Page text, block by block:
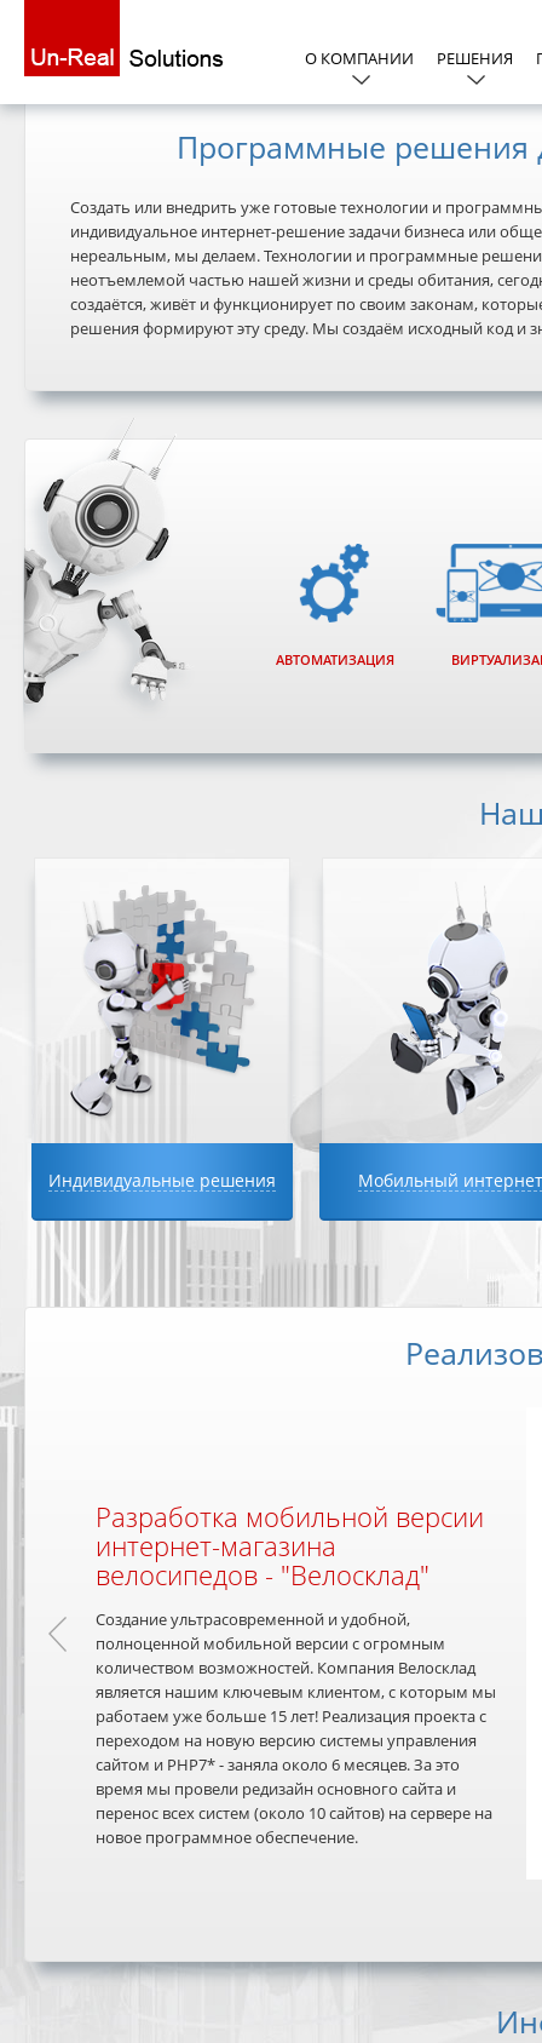
О КОМПАНИИ РЕШЕНИЯ
Программные решения
Создать или внедрить уже готовые технологии и
индивидуальное интернет-решение задачи бизнеса или
нереальным, мы делаем. Технологии и программные
неотъемлемой частью нашей жизни и среды обитания,
создаётся, живёт и функционирует по своим законам,
решения формируют эту среду. Мы создаём исходный код и
АВТОМАТИЗАЦИЯ
Индивидуальные решения Мобильный интернет
Решения для e-commerce
торговые системы
Разработка мобильной версии
интернет-магазина
велосипедов - "Велосклад"
Создание ультрасовременной и удобной,
полноценной мобильной версии с огромным
количеством возможностей. Компания Велосклад
является нашим ключевым клиентом, с которым мы
работаем уже больше 15 лет! Реализация проекта с
переходом на новую версию системы управления
сайтом и PHP7* - заняла около 6 месяцев. За это
время мы провели редизайн основного сайта и
перенос всех систем (около 10 сайтов) на сервере на
новое программное обеспечение.